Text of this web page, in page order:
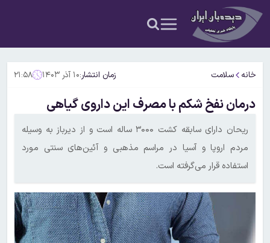
خانه سلامت زمان انتشار:۱۰ آذر ۱۴۰۳ ۲۱:۵۸
درمان نفخ شکم با مصرف این داروی گیاهی
ریحان دارای سابقه کشت ۳۰۰۰ ساله است و از دیرباز به وسیله
مردم اروپا و آسیا در مراسم مذهبی و آئین‌های سنتی مورد
استفاده قرار می‌گرفته است.